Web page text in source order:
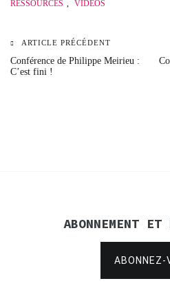
RESSOURCES , VIDÉOS
Navigation
ARTICLE PRÉCÉDENT
Conférence de Philippe Meirieu :
C’est fini !
ABONNEMENT ET
ABONNEZ-